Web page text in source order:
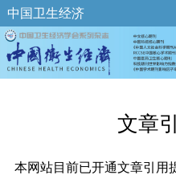
中国卫生经济
文章
本网站目前已开通文章引用